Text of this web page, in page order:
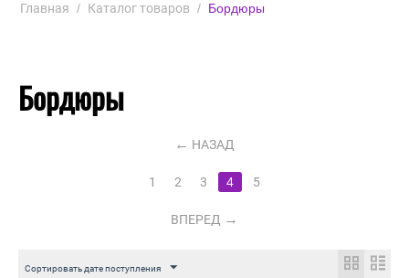
Главная / Каталог товаров / Бордюры
Бордюры
НАЗАД
1 2 3 4 5
ВПЕРЕД
Сортировать дате поступления